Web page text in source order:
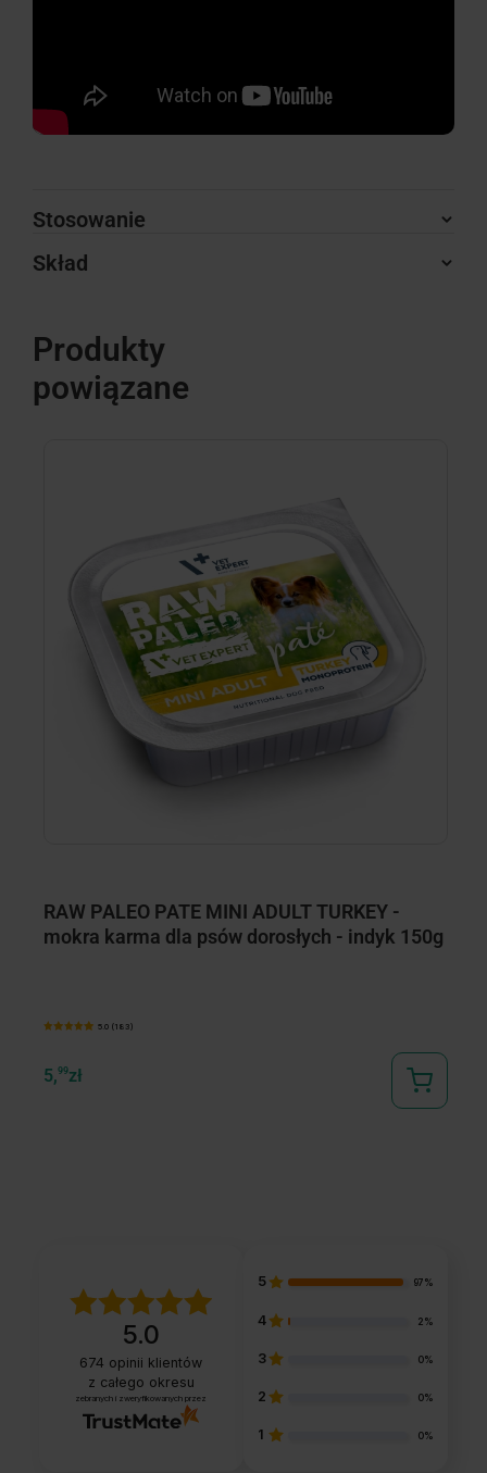
Stosowanie
Skład
Produkty
powiązane
RAW PALEO PATE MINI ADULT TURKEY -
mokra karma dla psów dorosłych - indyk 150g
5.0 (183)
5,99zł
5.0
674 opinii klientów
z całego okresu
zebranych i zweryfikowanych przez
5 97%
4 2%
3 0%
2 0%
1 0%